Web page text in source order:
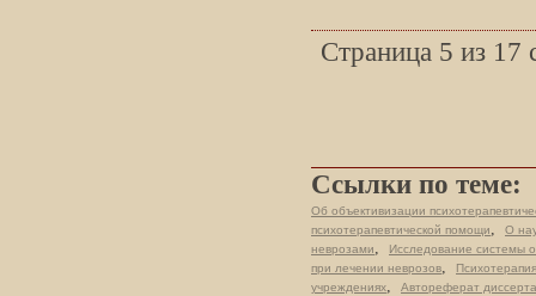
Страница 5 из
Ссылки по теме:
Об объективизации
психотерапевтической помощи,
О
неврозами,
Исследование системы
при лечении неврозов,
учреждениях, Автореферат